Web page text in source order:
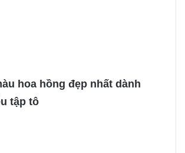
hoa hồng đẹp nhất dành
tập tô